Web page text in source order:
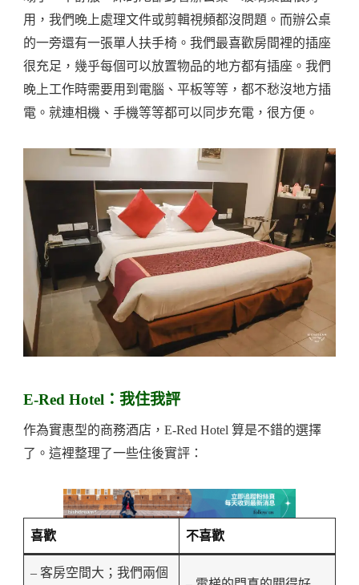
用，我們晚上處理文件或剪輯視頻都沒問題。而辦公桌
的一旁還有一張單人扶手椅。我們最喜歡房間裡的插座
很充足，幾乎每個可以放置物品的地方都有插座。我們
晚上工作時需要用到電腦、平板等等，都不愁沒地方插
電。就連相機、手機等等都可以同步充電，很方便。
E-Red Hotel：我住我評
作為實惠型的商務酒店，E-Red Hotel 算是不錯的選擇
了。這裡整理了一些住後實評：
喜歡 不喜歡
– 客房空間大；我們兩個